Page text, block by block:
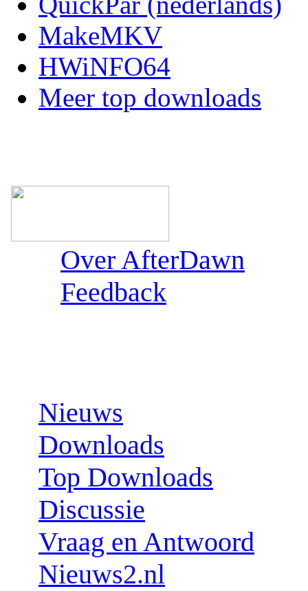
MakeMKV
HWiNFO64
Meer top downloads
Over AfterDawn
Feedback
Nieuws
Downloads
Top Downloads
Discussie
Vraag en Antwoord
Nieuws2.nl